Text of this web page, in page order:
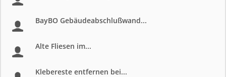
BayBO Gebäudeabschlußwand...
Alte Fliesen im...
Klebereste entfernen bei...